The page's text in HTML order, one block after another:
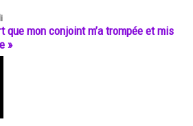
que mon conjoint m’a trompée et mis
»